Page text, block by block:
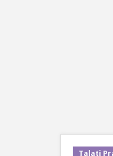
Talati